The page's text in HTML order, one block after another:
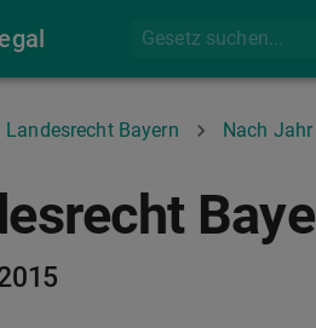
Landesrecht Bayern Nach